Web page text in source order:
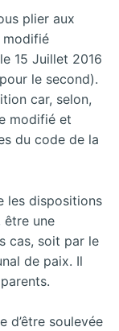
plier aux
modifié
15 Juillet 2016
le second).
car, selon,
modifié et
du code de la
les dispositions
être une
cas, soit par le
de paix. Il
d’être soulevée